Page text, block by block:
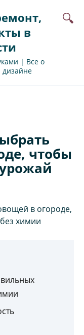
в
| Все о
дизайне
чтобы